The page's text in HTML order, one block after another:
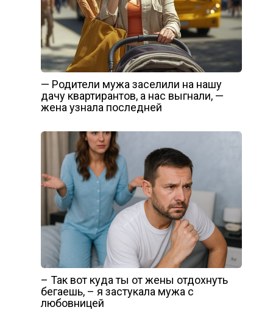
— Родители мужа заселили на нашу
дачу квартирантов, а нас выгнали, —
жена узнала последней
– Так вот куда ты от жены отдохнуть
бегаешь, – я застукала мужа с
любовницей